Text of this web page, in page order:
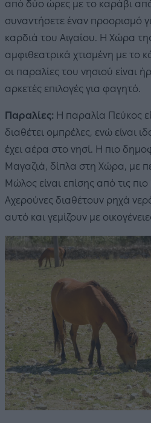
από δύο ώρες με το καράβι
συναντήσετε έναν προορισμό
καρδιά του Αιγαίου. Η Χώρα
αμφιθεατρικά χτισμένη με το
οι παραλίες του νησιού είναι
αρκετές επιλογές για φαγητό.
Παραλίες: Η παραλία Πεύκος
διαθέτει ομπρέλες, ενώ είναι
έχει αέρα στο νησί. Η πιο
Μαγαζιά, δίπλα στη Χώρα, με
Μώλος είναι επίσης από τις
Αχερούνες διαθέτουν ρηχά
αυτό και γεμίζουν με